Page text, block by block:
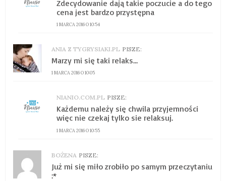
1 MARCA 2016 O 10:54
Zdecydowanie dają takie poczucie a do tego
cena jest bardzo przystępna
ANIA Z TYGRYSIAKI.PL PISZE:
1 MARCA 2016 O 10:05
Marzy mi się taki relaks…
NIANIO.COM.PL PISZE:
1 MARCA 2016 O 10:55
Każdemu należy się chwila przyjemności
więc nie czekaj tylko sie relaksuj.
BOŻENA PISZE:
Już mi się miło zrobiło po samym przeczytaniu
:*